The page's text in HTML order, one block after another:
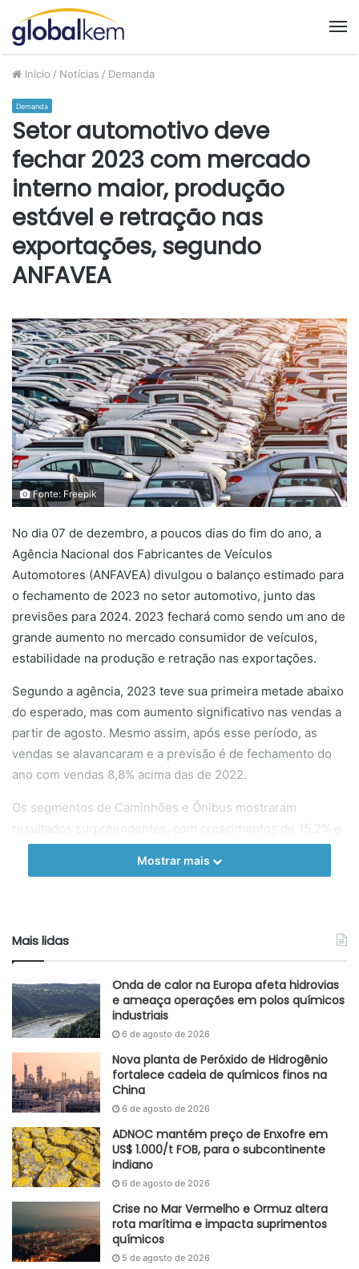
Início / Notícias / Demanda
Demanda
Setor automotivo deve
fechar 2023 com mercado
interno maior, produção
estável e retração nas
exportações, segundo
ANFAVEA
Fonte: Freepik
No dia 07 de dezembro, a poucos dias do fim do ano, a
Agência Nacional dos Fabricantes de Veículos
Automotores (ANFAVEA) divulgou o balanço estimado para
o fechamento de 2023 no setor automotivo, junto das
previsões para 2024. 2023 fechará como sendo um ano de
grande aumento no mercado consumidor de veículos,
estabilidade na produção e retração nas exportações.
Segundo a agência, 2023 teve sua primeira metade abaixo
do esperado, mas com aumento significativo nas vendas a
partir de agosto. Mesmo assim, após esse período, as
vendas se alavancaram e a previsão é de fechamento do
ano com vendas 8,8% acima das de 2022.
Os segmentos de Caminhões e Ônibus mostraram
resultados surpreendentes, com crescimentos de 15,2% e
18,8% no ano, respectivamente.
Mesmo com o crescimento do mercado interno, a
deve fechar com a produção de 2.359 milhões de veículos.
Nas previsões para 2024, deve haver crescimento de 4,7%
nesse volume.
Com o último ano de intenso crescimento das
exportações, 2023 teve performance 17% abaixo. Tal
variação pode ser justificada com a redução da
participação da Argentina – principal compradora de
produtos brasileiros – tendo sido superada pelo México
exportações à Argentina não tivessem diminuído, haveria
95 mil unidades vendidas a mais. Para 2024, a agência
prevê crescimento de 2% em cima do que se vê em 2023,
com total de 407 mil unidades.
Esse setor brasileiro representa grande fonte de demanda
por alguns produtos químicos como Polietileno,
Mostrar mais
Mais lidas
Onda de calor na Europa afeta hidrovias
e ameaça operações em polos químicos
industriais
6 de agosto de 2026
Nova planta de Peróxido de Hidrogênio
fortalece cadeia de químicos finos na
China
6 de agosto de 2026
ADNOC mantém preço de Enxofre em
US$ 1.000/t FOB, para o subcontinente
indiano
6 de agosto de 2026
Crise no Mar Vermelho e Ormuz altera
rota marítima e impacta suprimentos
químicos
5 de agosto de 2026